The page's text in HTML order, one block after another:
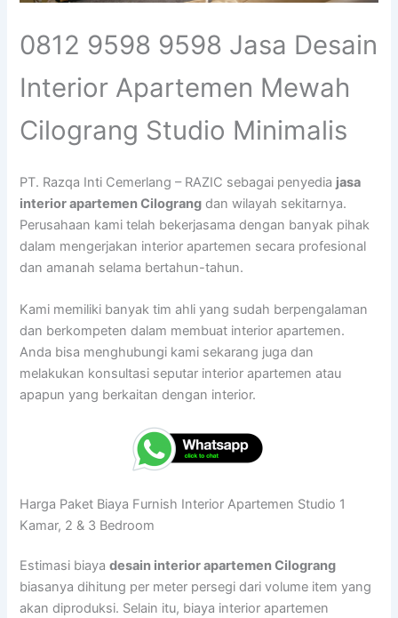
0812 9598 9598 Jasa Desain
Interior Apartemen Mewah
Cilograng Studio Minimalis
PT. Razqa Inti Cemerlang – RAZIC sebagai penyedia jasa
interior apartemen Cilograng dan wilayah sekitarnya.
Perusahaan kami telah bekerjasama dengan banyak pihak
dalam mengerjakan interior apartemen secara profesional
dan amanah selama bertahun-tahun.
Kami memiliki banyak tim ahli yang sudah berpengalaman
dan berkompeten dalam membuat interior apartemen.
Anda bisa menghubungi kami sekarang juga dan
melakukan konsultasi seputar interior apartemen atau
apapun yang berkaitan dengan interior.
Harga Paket Biaya Furnish Interior Apartemen Studio 1
Kamar, 2 & 3 Bedroom
Estimasi biayadesain interior apartemen Cilograng
biasanya dihitung per meter persegi dari volume item yang
akan diproduksi. Selain itu, biaya interior apartemen